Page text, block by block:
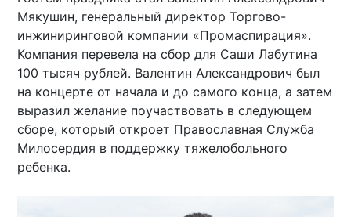
Мякушин, генеральный директор Торгово-
инжиниринговой компании «Промаспирация».
Компания перевела на сбор для Саши Лабутина
100 тысяч рублей. Валентин Александрович был
на концерте от начала и до самого конца, а затем
выразил желание поучаствовать в следующем
сборе, который откроет Православная Служба
Милосердия в поддержку тяжелобольного
ребенка.